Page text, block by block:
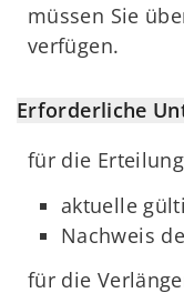
müssen Sie
verfügen.
Erforderliche
für die
aktuelle
Nachweis
für die